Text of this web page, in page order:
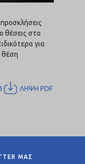
θέσεις στο
για
θέση
ΛΗΨΗ PDF
ΜΑΣ